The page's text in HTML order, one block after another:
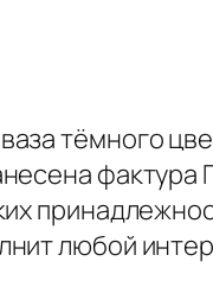
тёмного
фактура
любой